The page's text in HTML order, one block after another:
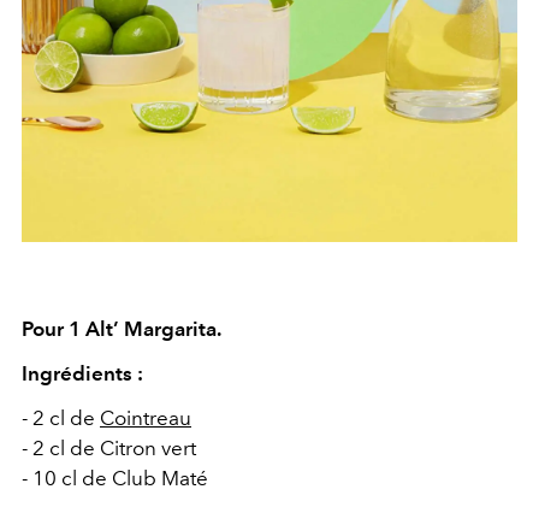
Pour 1 Alt’ Margarita.
Ingrédients :
- 2 cl de Cointreau
- 2 cl de Citron vert
- 10 cl de Club Maté